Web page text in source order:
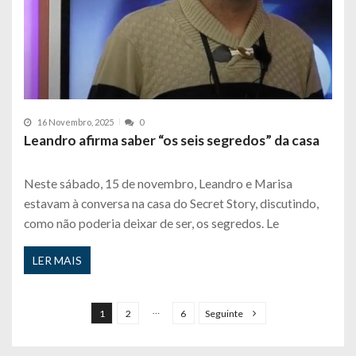
16 Novembro, 2025 0
Leandro afirma saber “os seis segredos” da casa
Neste sábado, 15 de novembro, Leandro e Marisa
estavam à conversa na casa do Secret Story, discutindo,
como não poderia deixar de ser, os segredos. Le
LER MAIS
1 2 6 Seguinte